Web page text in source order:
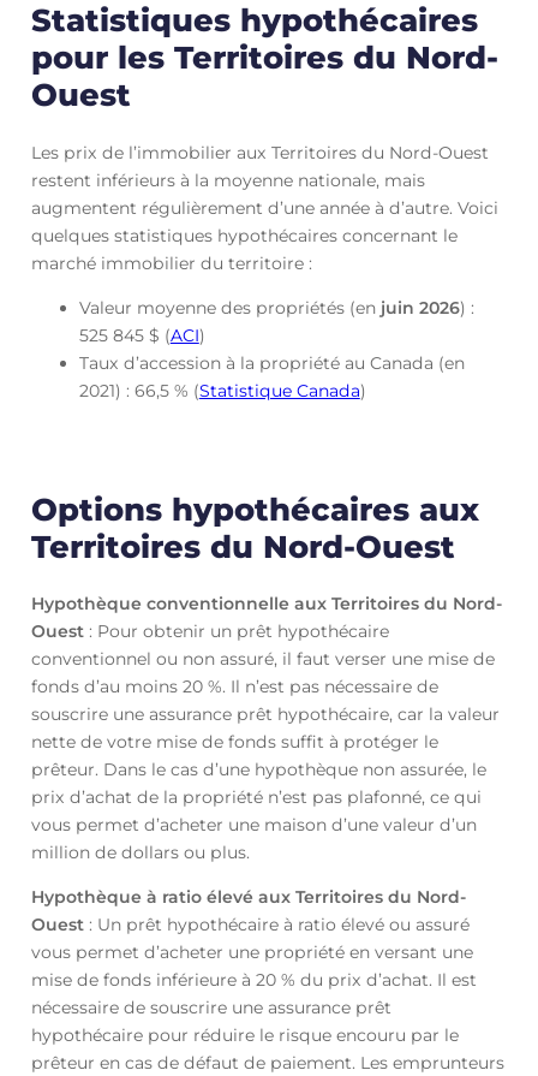
Statistiques hypothécaires
pour les Territoires du Nord-
Ouest
Les prix de l’immobilier aux Territoires du Nord-Ouest
restent inférieurs à la moyenne nationale, mais
augmentent régulièrement d’une année à d’autre. Voici
quelques statistiques hypothécaires concernant le
marché immobilier du territoire :
Valeur moyenne des propriétés (en juin 2026) :
525 845 $ (ACI)
Taux d’accession à la propriété au Canada (en
2021) : 66,5 % (Statistique Canada)
Options hypothécaires aux
Territoires du Nord-Ouest
Hypothèque conventionnelle aux Territoires du Nord-
Ouest: Pour obtenir un prêt hypothécaire
conventionnel ou non assuré, il faut verser une mise de
fonds d’au moins 20 %. Il n’est pas nécessaire de
souscrire une assurance prêt hypothécaire, car la valeur
nette de votre mise de fonds suffit à protéger le
prêteur. Dans le cas d’une hypothèque non assurée, le
prix d’achat de la propriété n’est pas plafonné, ce qui
vous permet d’acheter une maison d’une valeur d’un
million de dollars ou plus.
Hypothèque à ratio élevé aux Territoires du Nord-
Ouest: Un prêt hypothécaire à ratio élevé ou assuré
vous permet d’acheter une propriété en versant une
mise de fonds inférieure à 20 % du prix d’achat. Il est
nécessaire de souscrire une assurance prêt
hypothécaire pour réduire le risque encouru par le
prêteur en cas de défaut de paiement. Les emprunteurs